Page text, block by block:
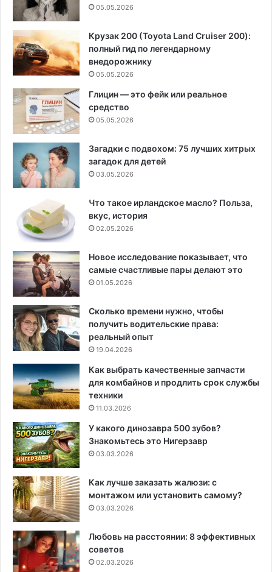
05.05.2026
Крузак 200 (Toyota Land Cruiser 200):
полный гид по легендарному
внедорожнику
05.05.2026
Глицин — это фейк или реальное
средство
05.05.2026
Загадки с подвохом: 75 лучших хитрых
загадок для детей
03.05.2026
Что такое ирландское масло? Польза,
вкус, история
02.05.2026
Новое исследование показывает, что
самые счастливые пары делают это
01.05.2026
Сколько времени нужно, чтобы
получить водительские права:
реальный опыт
19.04.2026
Как выбрать качественные запчасти
для комбайнов и продлить срок службы
техники
11.03.2026
У какого динозавра 500 зубов?
Знакомьтесь это Нигерзавр
03.03.2026
Как лучше заказать жалюзи: с
монтажом или установить самому?
03.03.2026
Любовь на расстоянии: 8 эффективных
советов
02.03.2026